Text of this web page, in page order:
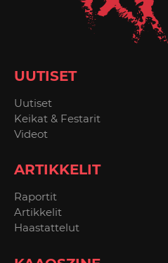
UUTISET
Uutiset
Keikat & Festarit
Videot
ARTIKKELIT
Raportit
Artikkelit
Haastattelut